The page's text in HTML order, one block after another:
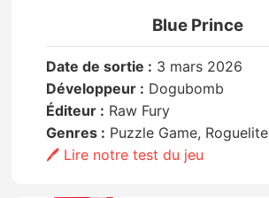
Blue Prince
Date de sortie : 3 mars 2026
Développeur : Dogubomb
Éditeur : Raw Fury
Genres : Puzzle Game, Roguelite
🖊️ Lire notre test du jeu